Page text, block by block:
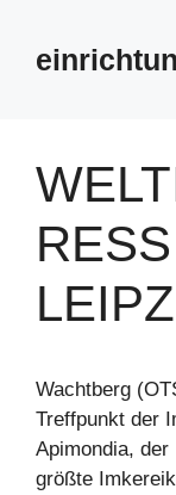
springen
Wachtberg
Treffpunkt der
Apimondia, der
größte